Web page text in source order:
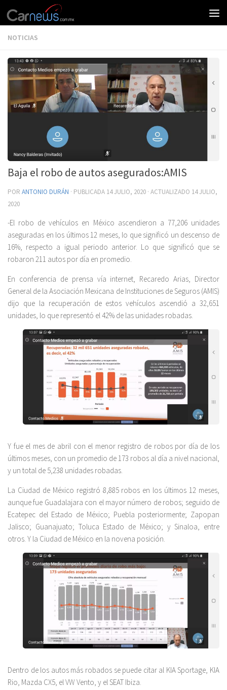
NOTICIAS
Baja el robo de autos asegurados:AMIS
POR ANTONIO DURÁN · PUBLICADA 14 JULIO, 2020 · ACTUALIZADO 14 JULIO,
2020
-El robo de vehículos en México ascendieron a 77,206 unidades
aseguradas en los últimos 12 meses, lo que significó un descenso de
16%, respecto a igual periodo anterior. Lo que significó que se
robaron 211 autos por día en promedio.
En conferencia de prensa vía internet, Recaredo Arias, Director
General de la Asociación Mexicana de Instituciones de Seguros (AMIS)
dijo que la recuperación de estos vehículos ascendió a 32,651
unidades, lo que representó el 42% de las unidades robadas.
Y fue el mes de abril con el menor registro de robos por día de los
últimos meses, con un promedio de 173 robos al día a nivel nacional,
y un total de 5,238 unidades robadas.
La Ciudad de México registró 8,885 robos en los últimos 12 meses,
aunque fue Guadalajara con el mayor número de robos; seguido de
Ecatepec del Estado de México; Puebla posteriormente; Zapopan
Jalisco; Guanajuato; Toluca Estado de México; y Sinaloa, entre
otros. Y la Ciudad de México en la novena posición.
Dentro de los autos más robados se puede citar al KIA Sportage, KIA
Rio, Mazda CX5, el VW Vento, y el SEAT Ibiza.